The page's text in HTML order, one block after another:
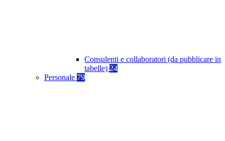
Consulenti e collaboratori (da pubblicare in
tabelle) 24
Personale 79